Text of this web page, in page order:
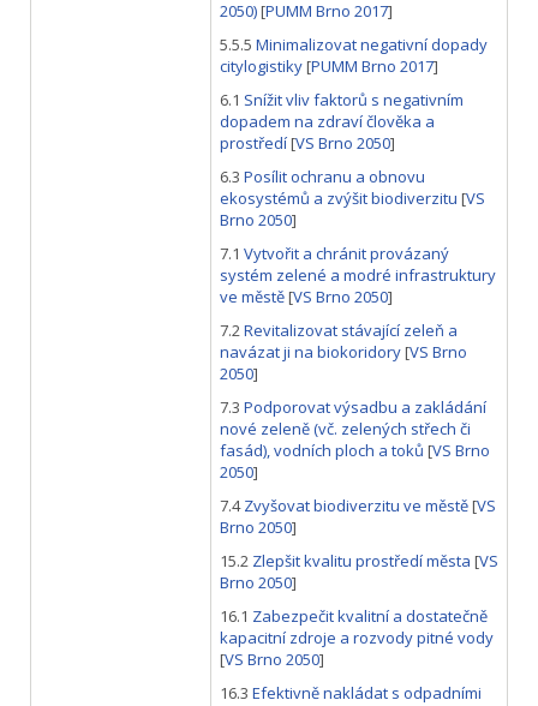
2050)[PUMM Brno 2017]
5.5.5 Minimalizovat negativní dopady
citylogistiky[PUMM Brno 2017]
6.1 Snížit vliv faktorů s negativním
dopadem na zdraví člověka a
prostředí[VS Brno 2050]
6.3 Posílit ochranu a obnovu
ekosystémů a zvýšit biodiverzitu [VS
Brno 2050]
7.1 Vytvořit a chránit provázaný
systém zelené a modré infrastruktury
ve městě[VS Brno 2050]
7.2Revitalizovat stávající zeleň a
navázat ji na biokoridory[VS Brno
2050]
7.3 Podporovat výsadbu a zakládání
nové zeleně (vč. zelených střech či
fasád), vodních ploch a toků [VS Brno
2050]
7.4 Zvyšovat biodiverzitu ve městě[VS
Brno 2050]
15.2 Zlepšit kvalitu prostředí města [VS
Brno 2050]
16.1 Zabezpečit kvalitní a dostatečně
kapacitní zdroje a rozvody pitné vody
[VS Brno 2050]
16.3 Efektivně nakládat s odpadními